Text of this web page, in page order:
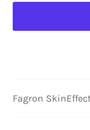
Fagron